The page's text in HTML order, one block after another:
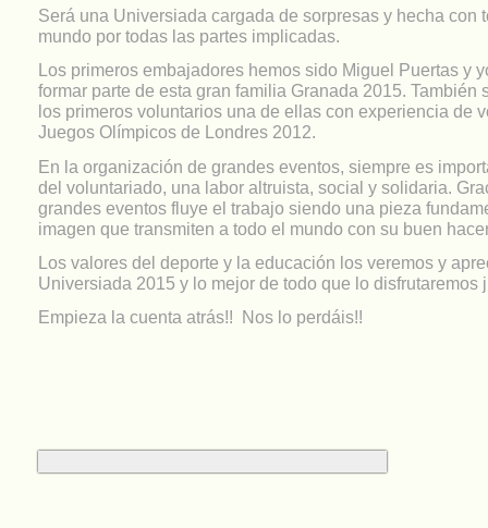
Será una Universiada cargada de sorpresas y hecha con
mundo por todas las partes implicadas.
Los primeros embajadores hemos sido Miguel Puertas y
formar parte de esta gran familia Granada 2015. También
los primeros voluntarios una de ellas con experiencia de
Juegos Olímpicos de Londres 2012.
En la organización de grandes eventos, siempre es
del voluntariado, una labor altruista, social y solidaria.
grandes eventos fluye el trabajo siendo una pieza
imagen que transmiten a todo el mundo con su buen
Los valores del deporte y la educación los veremos y
Universiada 2015 y lo mejor de todo que lo disfrutaremos
Empieza la cuenta atrás!! Nos lo perdáis!!